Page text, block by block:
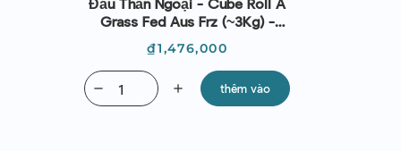
Grass Fed Aus Frz (~3Kg) -
Giá
₫1,476,000
add
remove thêm vào